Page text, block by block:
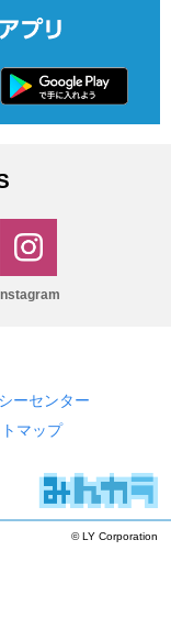
Instagram
ーセンター
マップ
© LY Corporation